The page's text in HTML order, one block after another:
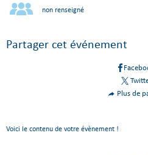
non renseigné
Partager cet événement
Plus de
Voici le contenu de votre évènement !